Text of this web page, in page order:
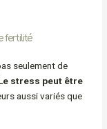
fertilité
seulement de
stress peut être
aussi variés que